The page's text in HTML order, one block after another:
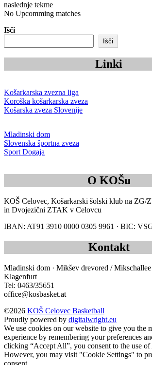
naslednje tekme
No Upcomming matches
Išči
Išči
Linki
Košarkarska zvezna liga
Koroška košarkarska zveza
Košarska zveza Slovenije
Mladinski dom
Slovenska športna zveza
Sport Dogaja
O KOŠu
KOŠ Celovec, Košarkarski šolski klub na ZG/
in Dvojezični ZTAK v Celovcu
IBAN: AT91 3910 0000 0305 9961 · BIC:
Kontakt
Mladinski dom · Mikšev drevored /
Klagenfurt
Tel: 0463/35651
office@kosbasket.at
©2026 KOŠ Celovec Basketball
Proudly powered by digitalwright.eu
We use cookies on our website to give you the
experience by remembering your preferences
clicking “Accept All”, you consent to the use
However, you may visit "Cookie Settings" to
consent.